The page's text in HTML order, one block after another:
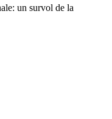
un survol de la